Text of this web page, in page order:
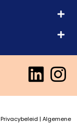
Privacybeleid | Algemene